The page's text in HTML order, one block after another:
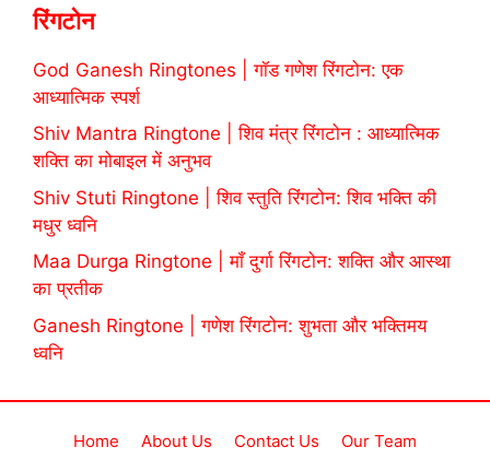
रिंगटोन
God Ganesh Ringtones | गॉड गणेश रिंगटोन: एक
आध्यात्मिक स्पर्श
Shiv Mantra Ringtone | शिव मंत्र रिंगटोन : आध्यात्मिक
शक्ति का मोबाइल में अनुभव
Shiv Stuti Ringtone | शिव स्तुति रिंगटोन: शिव भक्ति की
मधुर ध्वनि
Maa Durga Ringtone | माँ दुर्गा रिंगटोन: शक्ति और आस्था
का प्रतीक
Ganesh Ringtone | गणेश रिंगटोन: शुभता और भक्तिमय
ध्वनि
Home About Us Contact Us Our Team